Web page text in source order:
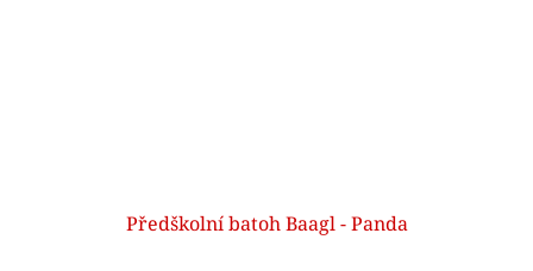
Předškolní batoh Baagl - Panda